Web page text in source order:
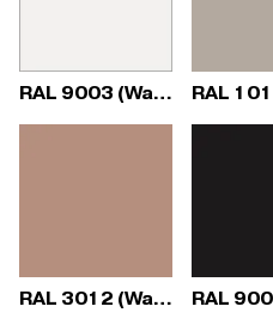
RAL 9003 (Wave)
RAL 3012 (Wave)